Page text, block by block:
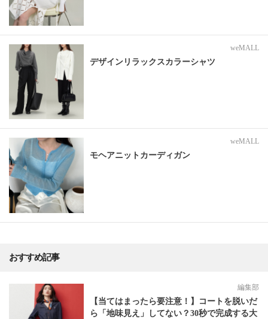
weMALL
デザインリラックスカラーシャツ
weMALL
モヘアニットカーディガン
おすすめ記事
編集部
【当てはまったら要注意！】コートを脱いだ
ら「地味見え」してない？30秒で完成する大